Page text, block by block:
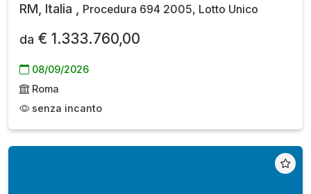
RM, Italia ,
Procedura 694 2005, Lotto Unico
da € 1.333.760,00
08/09/2026
Roma
senza incanto